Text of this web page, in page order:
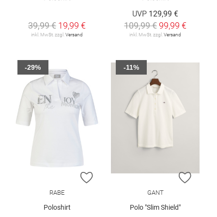
39,99 € 19,99 €
inkl. MwSt. zzgl. Versand
UVP 129,99 €
109,99 € 99,99 €
inkl. MwSt. zzgl. Versand
ZUR WUNSCHLISTE HINZUFÜGEN
RABE
Poloshirt
-29%
ZUR
GANT
Polo "Slim Shield"
-11%